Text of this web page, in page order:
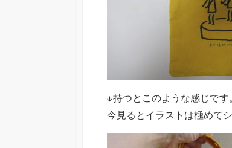
↓持つとこのような感じです。
今見るとイラストは極めて